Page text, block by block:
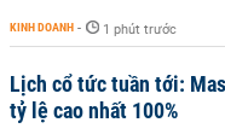
KINH DOANH - 1 phút trước
Lịch cổ tức tuần tới:
tỷ lệ cao nhất 100%